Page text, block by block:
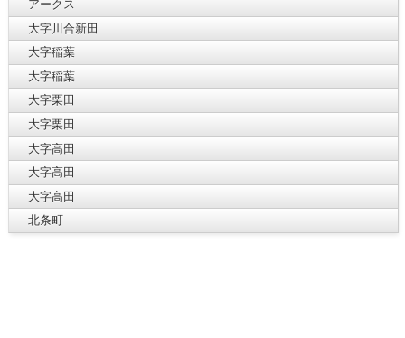
アークス
大字川合新田
大字稲葉
大字稲葉
大字栗田
大字栗田
大字高田
大字高田
大字高田
北条町